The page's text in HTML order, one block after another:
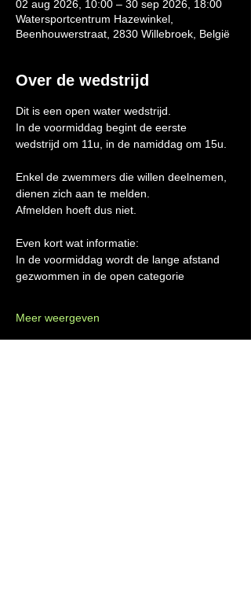
02 aug 2026, 10:00 – 30 sep 2026, 18:00
Watersportcentrum Hazewinkel,
Beenhouwerstraat, 2830 Willebroek, België
Over de wedstrijd
Dit is een open water wedstrijd.
In de voormiddag begint de eerste
wedstrijd om 11u, in de namiddag om 15u.
Enkel de zwemmers die willen deelnemen,
dienen zich aan te melden.
Afmelden hoeft dus niet.
Even kort wat informatie:
In de voormiddag wordt de lange afstand
gezwommen in de open categorie
Meer weergeven